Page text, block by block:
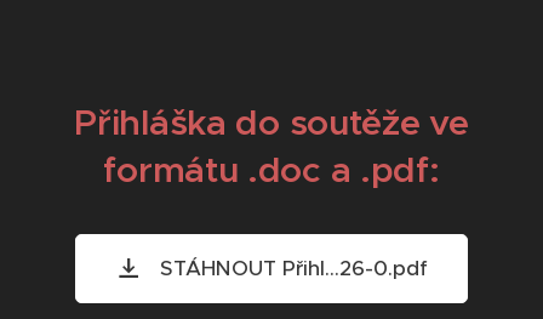
Přihláška do soutěže ve
formátu .doc a .pdf:
STÁHNOUT Přihl...26-0.pdf